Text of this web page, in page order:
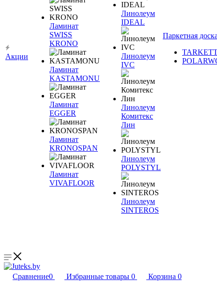
Акции
Ламинат
SWISS
KRONO
Ламинат
KASTAMONU
Ламинат
EGGER
Ламинат
KRONOSPAN
Ламинат
VIVAFLOOR
Линолеум
IDEAL
Линолеум
IVC
Линолеум
Комитекс
Лин
Линолеум
POLYSTYL
Линолеум
SINTEROS
Паркетная
Сравнение0 Избранные товары 0 Корзина 0